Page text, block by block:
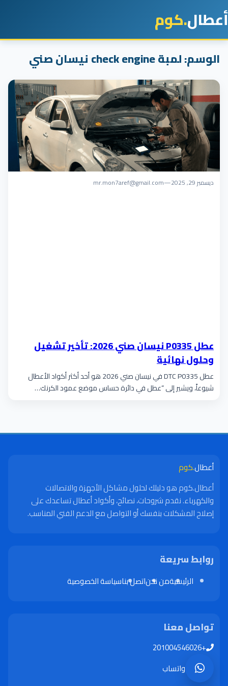
أعطال.كوم
الوسم:لمبة check engine نيسان صني
ديسمبر 29, 2025 —
mr.mon7aref@gmail.com
عطل P0335 نيسان صني 2026: تأخير تشغيل
وحلول نهائية
عطل DTC P0335 في نيسان صني 2026 هو أحد أكثر أكواد الأعطال
شيوعاً، ويشير إلى “عطل في دائرة حساس موضع عمود الكرنك…
أعطال.كوم
أعطال.كوم هو دليلك لحلول مشاكل الأجهزة والاتصالات
والكهرباء. نقدم شروحات، نصائح، وأكواد أعطال تساعدك على
إصلاح المشكلات بنفسك أو التواصل مع الدعم الفني المناسب.
روابط سريعة
الرئيسيةمن نحناتصل بناسياسة الخصوصية
تواصل معنا
+201004546026
واتساب